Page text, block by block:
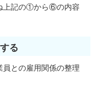
上記の①から⑥の内容
る
との雇用関係の整理